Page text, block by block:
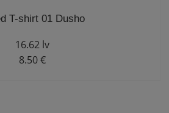
T-shirt 01 Dusho
16.62 lv
8.50 €